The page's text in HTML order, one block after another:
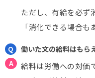
ただし、有給を必ず
「消化できる場合も
働いた文の給料はもら
給料は労働への対価